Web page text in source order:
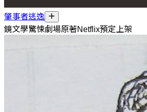
肇事者逃逸
鏡文學驚悚劇場原著Netflix預定上架